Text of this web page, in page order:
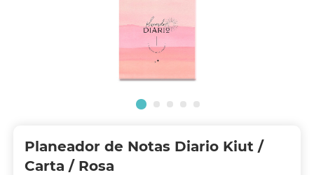
Planeador de Notas Diario Kiut /
Carta / Rosa